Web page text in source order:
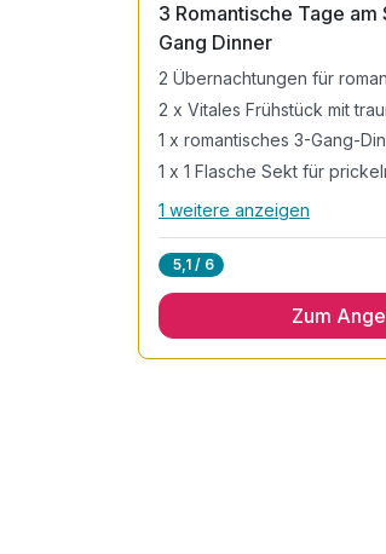
3 Romantische Tage am
Gang Dinner
2 Übernachtungen für
2 x Vitales Frühstück mit
1 x romantisches 3-Gang-
Alle Inklusivleistungen
2 x Vitales Frühstück mit
1 weitere anzeigen
5,1 / 6
Zum